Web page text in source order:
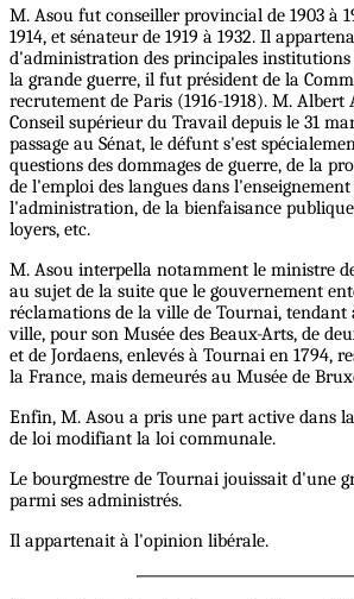
M. Asou fut conseiller provincial de 1903 à
1914, et sénateur de 1919 à 1932. Il
d'administration des principales institutions
la grande guerre, il fut président de la
recrutement de Paris (1916-1918). M.
Conseil supérieur du Travail depuis le 31
passage au Sénat, le défunt s'est
questions des dommages de guerre, de la
de l'emploi des langues dans
l'administration, de la bienfaisance
loyers, etc.
M. Asou interpella notamment le ministre
au sujet de la suite que le gouvernement
réclamations de la ville de Tournai, tendant
ville, pour son Musée des Beaux-Arts, de
et de Jordaens, enlevés à Tournai en 1794,
la France, mais demeurés au Musée de
Enfin, M. Asou a pris une part active dans
de loi modifiant la loi communale.
Le bourgmestre de Tournai jouissait d'une
parmi ses administrés.
Il appartenait à l'opinion libérale.